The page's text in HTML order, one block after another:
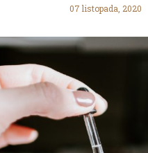
07 listopada, 2020